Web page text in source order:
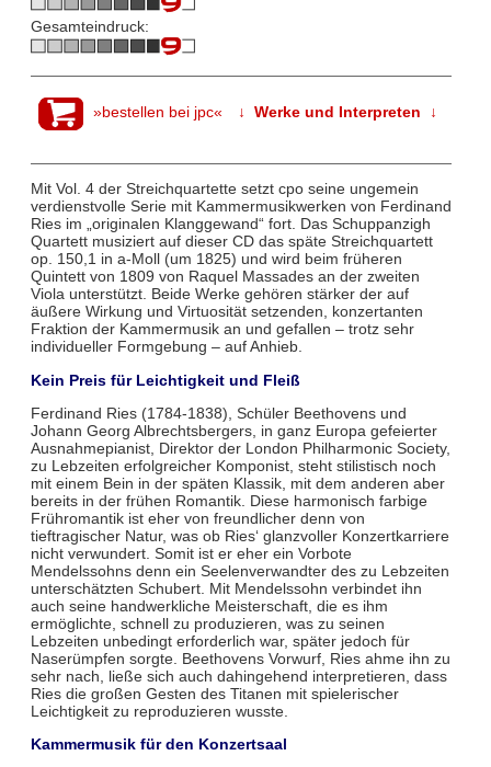
Gesamteindruck:
»bestellen bei jpc« ↓ Werke und Interpreten ↓
Mit Vol. 4 der Streichquartette setzt cpo seine ungemein
verdienstvolle Serie mit Kammermusikwerken von Ferdinand
Ries im „originalen Klanggewand“ fort. Das Schuppanzigh
Quartett musiziert auf dieser CD das späte Streichquartett
op. 150,1 in a-Moll (um 1825) und wird beim früheren
Quintett von 1809 von Raquel Massades an der zweiten
Viola unterstützt. Beide Werke gehören stärker der auf
äußere Wirkung und Virtuosität setzenden, konzertanten
Fraktion der Kammermusik an und gefallen – trotz sehr
individueller Formgebung – auf Anhieb.
Kein Preis für Leichtigkeit und Fleiß
Ferdinand Ries (1784-1838), Schüler Beethovens und
Johann Georg Albrechtsbergers, in ganz Europa gefeierter
Ausnahmepianist, Direktor der London Philharmonic Society,
zu Lebzeiten erfolgreicher Komponist, steht stilistisch noch
mit einem Bein in der späten Klassik, mit dem anderen aber
bereits in der frühen Romantik. Diese harmonisch farbige
Frühromantik ist eher von freundlicher denn von
tieftragischer Natur, was ob Ries‘ glanzvoller Konzertkarriere
nicht verwundert. Somit ist er eher ein Vorbote
Mendelssohns denn ein Seelenverwandter des zu Lebzeiten
unterschätzten Schubert. Mit Mendelssohn verbindet ihn
auch seine handwerkliche Meisterschaft, die es ihm
ermöglichte, schnell zu produzieren, was zu seinen
Lebzeiten unbedingt erforderlich war, später jedoch für
Naserümpfen sorgte. Beethovens Vorwurf, Ries ahme ihn zu
sehr nach, ließe sich auch dahingehend interpretieren, dass
Ries die großen Gesten des Titanen mit spielerischer
Leichtigkeit zu reproduzieren wusste.
Kammermusik für den Konzertsaal